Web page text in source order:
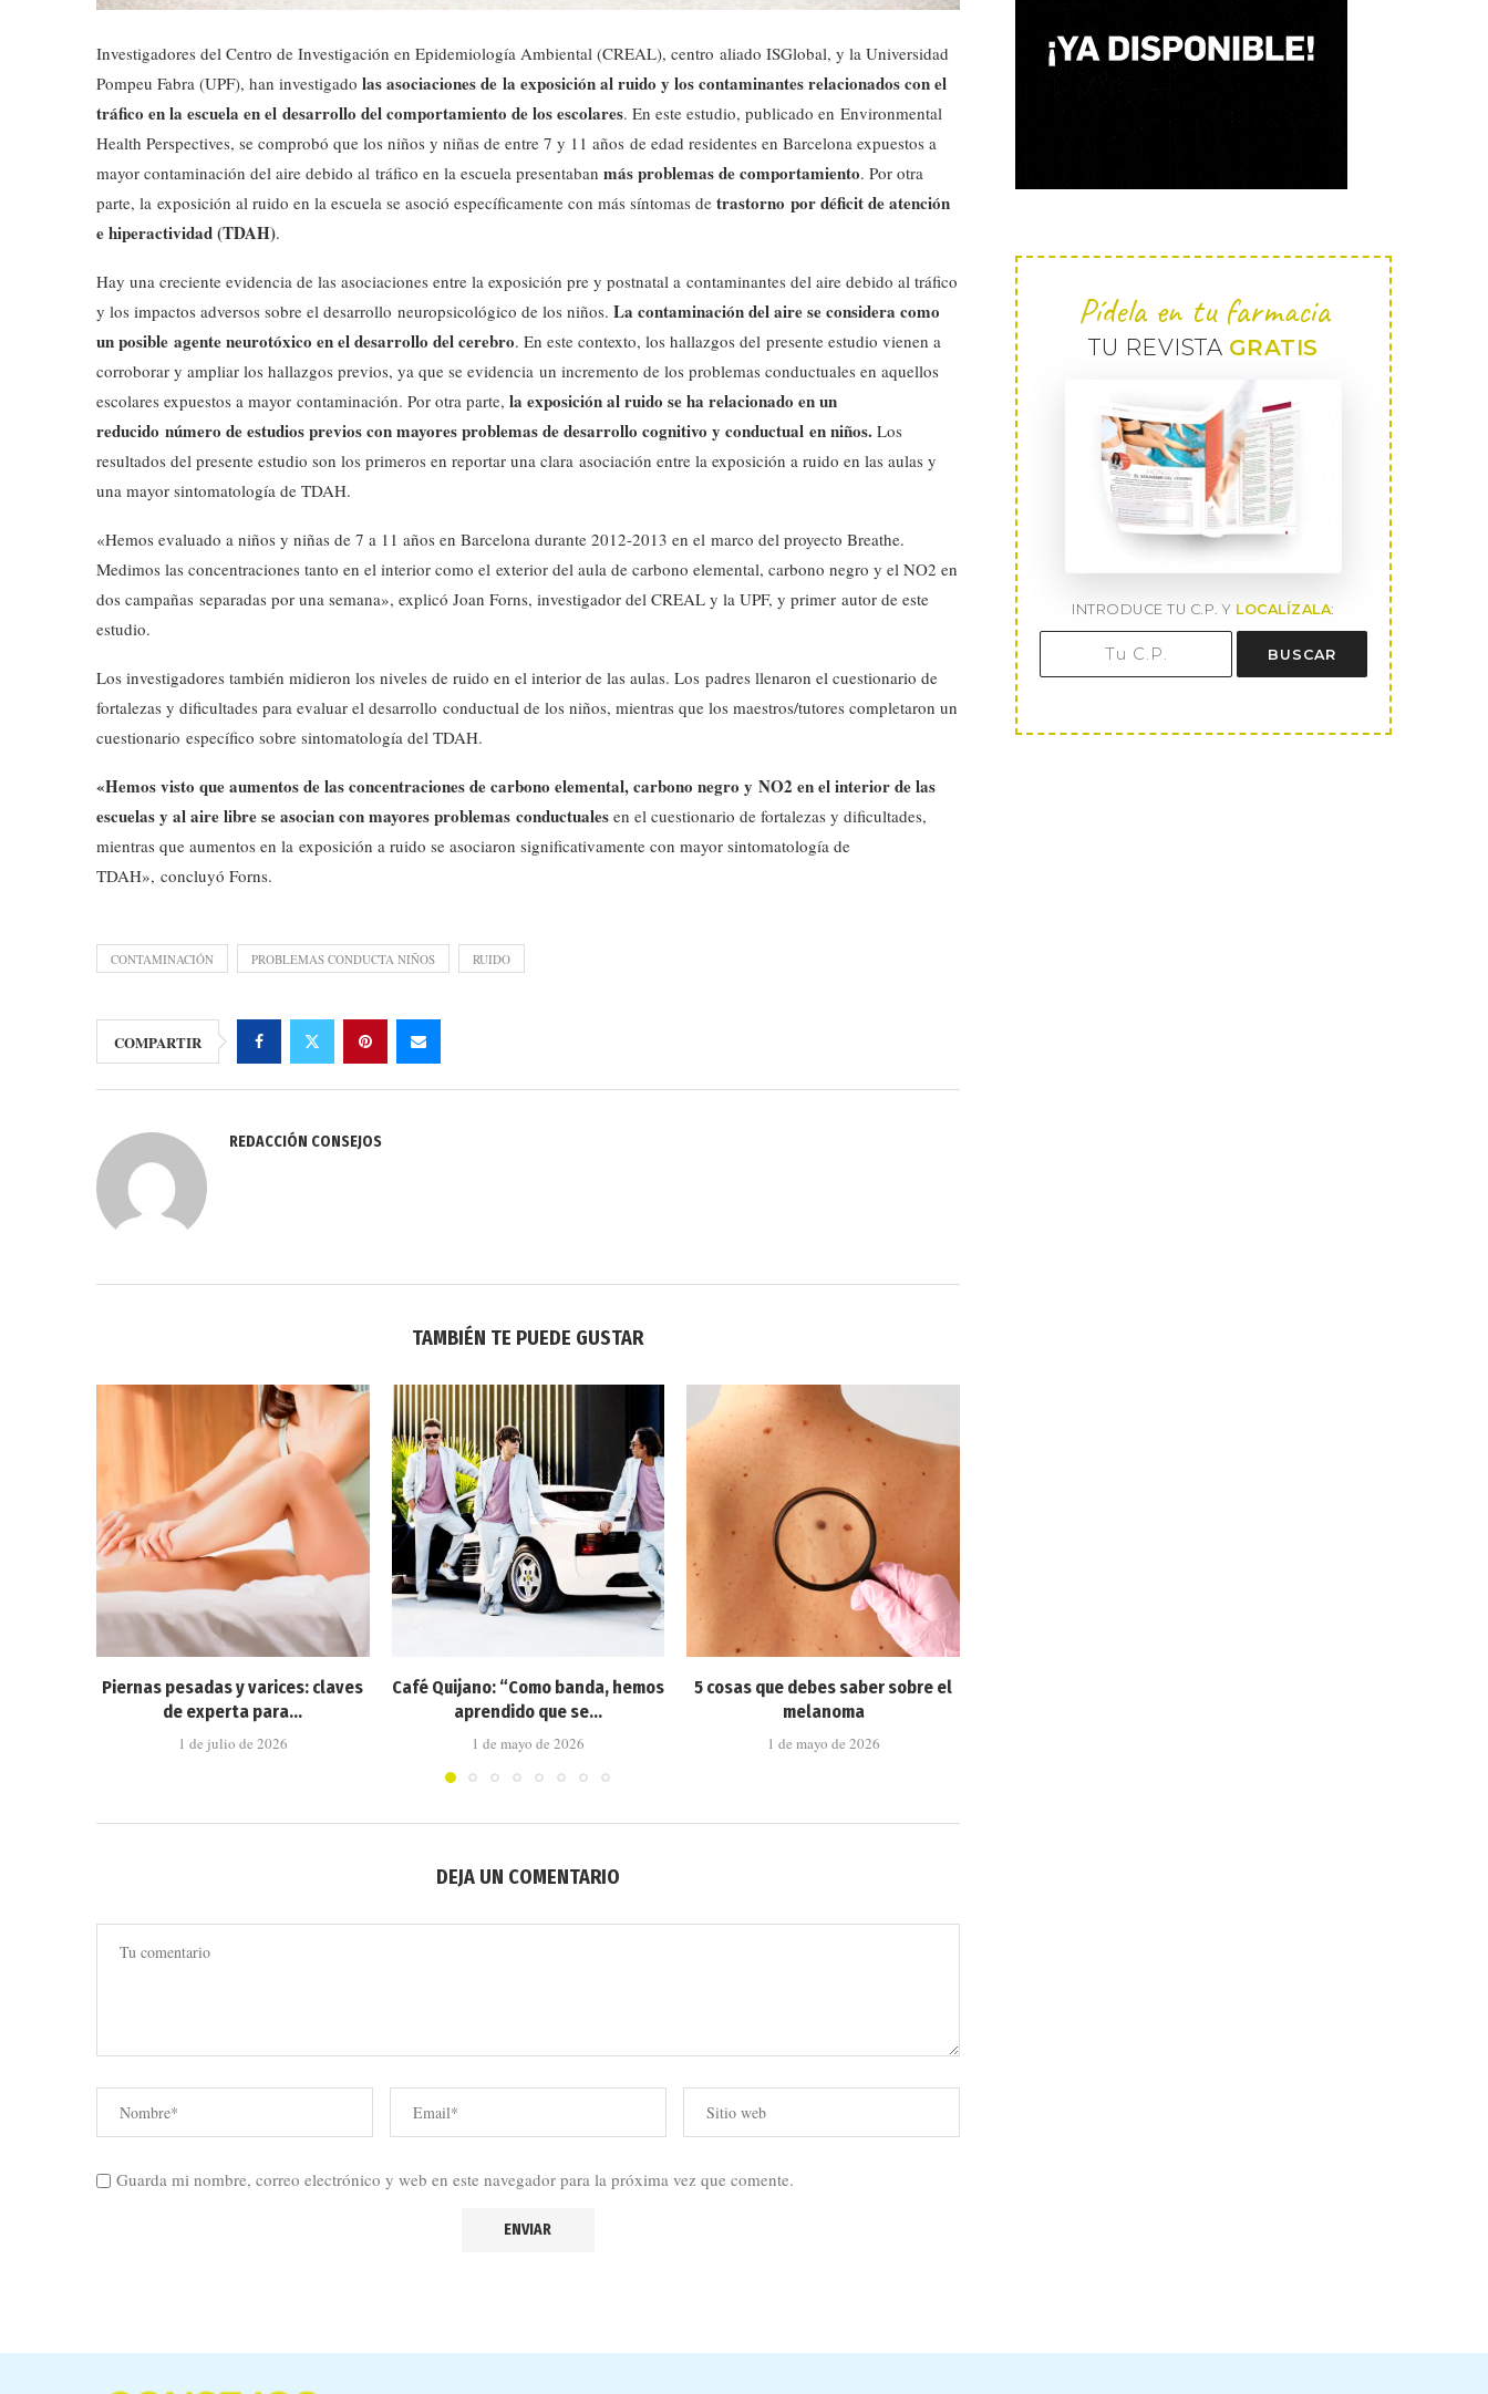
Investigadores del Centro de Investigación en Epidemiología Ambiental (CREAL), centro aliado ISGlobal, y la Universidad
Pompeu Fabra (UPF), han investigado las asociaciones de la exposición al ruido y los contaminantes relacionados con el
tráfico en la escuela en el desarrollo del comportamiento de los escolares. En este estudio, publicado en Environmental
Health Perspectives, se comprobó que los niños y niñas de entre 7 y 11 años de edad residentes en Barcelona expuestos a
mayor contaminación del aire debido al tráfico en la escuela presentaban más problemas de comportamiento. Por otra
parte, la exposición al ruido en la escuela se asoció específicamente con más síntomas de trastorno por déficit de atención
e hiperactividad (TDAH).
Hay una creciente evidencia de las asociaciones entre la exposición pre y postnatal a contaminantes del aire debido al tráfico
y los impactos adversos sobre el desarrollo neuropsicológico de los niños. La contaminación del aire se considera como
un posible agente neurotóxico en el desarrollo del cerebro. En este contexto, los hallazgos del presente estudio vienen a
corroborar y ampliar los hallazgos previos, ya que se evidencia un incremento de los problemas conductuales en aquellos
escolares expuestos a mayor contaminación. Por otra parte, la exposición al ruido se ha relacionado en un
reducido número de estudios previos con mayores problemas de desarrollo cognitivo y conductual en niños. Los
resultados del presente estudio son los primeros en reportar una clara asociación entre la exposición a ruido en las aulas y
una mayor sintomatología de TDAH.
«Hemos evaluado a niños y niñas de 7 a 11 años en Barcelona durante 2012-2013 en el marco del proyecto Breathe.
Medimos las concentraciones tanto en el interior como el exterior del aula de carbono elemental, carbono negro y el NO2 en
dos campañas separadas por una semana», explicó Joan Forns, investigador del CREAL y la UPF, y primer autor de este
estudio.
Los investigadores también midieron los niveles de ruido en el interior de las aulas. Los padres llenaron el cuestionario de
fortalezas y dificultades para evaluar el desarrollo conductual de los niños, mientras que los maestros/tutores completaron un
cuestionario específico sobre sintomatología del TDAH.
«Hemos visto que aumentos de las concentraciones de carbono elemental, carbono negro y NO2 en el interior de las
escuelas y al aire libre se asocian con mayores problemas conductuales en el cuestionario de fortalezas y dificultades,
mientras que aumentos en la exposición a ruido se asociaron significativamente con mayor sintomatología de
TDAH», concluyó Forns.
CONTAMINACIÓN PROBLEMAS CONDUCTA NIÑOS RUIDO
COMPARTIR
REDACCIÓN CONSEJOS
TAMBIÉN TE PUEDE GUSTAR
Piernas pesadas y varices: claves
de experta para...
1 de julio de 2026
Café Quijano: “Como banda, hemos
aprendido que se...
1 de mayo de 2026
5 cosas que debes saber sobre el
melanoma
1 de mayo de 2026
DEJA UN COMENTARIO
Guarda mi nombre, correo electrónico y web en este navegador para la próxima vez que comente.
Pídela en tu farmacia
TU REVISTA GRATIS
INTRODUCE TU C.P. Y LOCALÍZALA:
BUSCAR